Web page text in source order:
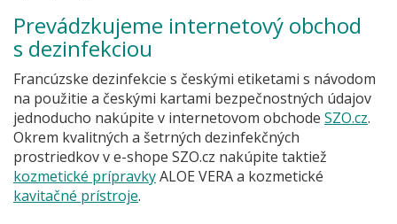
Prevádzkujeme internetový obchod
s dezinfekciou
Francúzske dezinfekcie s českými etiketami s návodom
na použitie a českými kartami bezpečnostných údajov
jednoducho nakúpite v internetovom obchode SZO.cz.
Okrem kvalitných a šetrných dezinfekčných
prostriedkov v e-shope SZO.cz nakúpite taktiež
kozmetické prípravkyALOE VERA a kozmetické
kavitačné prístroje.